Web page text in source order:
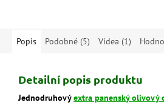
Popis Podobné (5) Videa (1)
Detailní popis produktu
Jednodruhovýextra panenský olivový